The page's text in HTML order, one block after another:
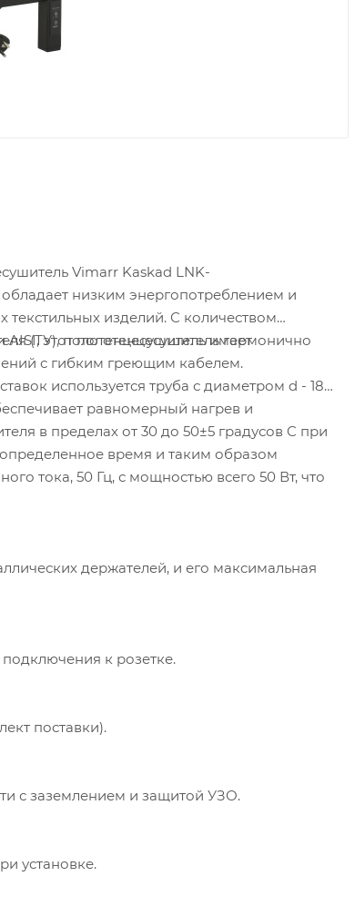
Vimarr Kaskad LNK-
низким энергопотреблением и
изделий. С количеством
этот полотенцесушитель гармонично
(ТУ), полотенцесушитель имеет
с гибким греющим кабелем.
используется труба с диаметром d - 18
равномерный нагрев и
в пределах от 30 до 50±5 градусов C при
время и таким образом
тока, 50 Гц, с мощностью всего 50 Вт, что
держателей, и его максимальная
к розетке.
поставки).
с заземлением и защитой УЗО.
установке.